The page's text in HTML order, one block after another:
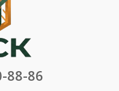
88-86